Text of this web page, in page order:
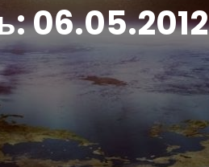
06.05.2012